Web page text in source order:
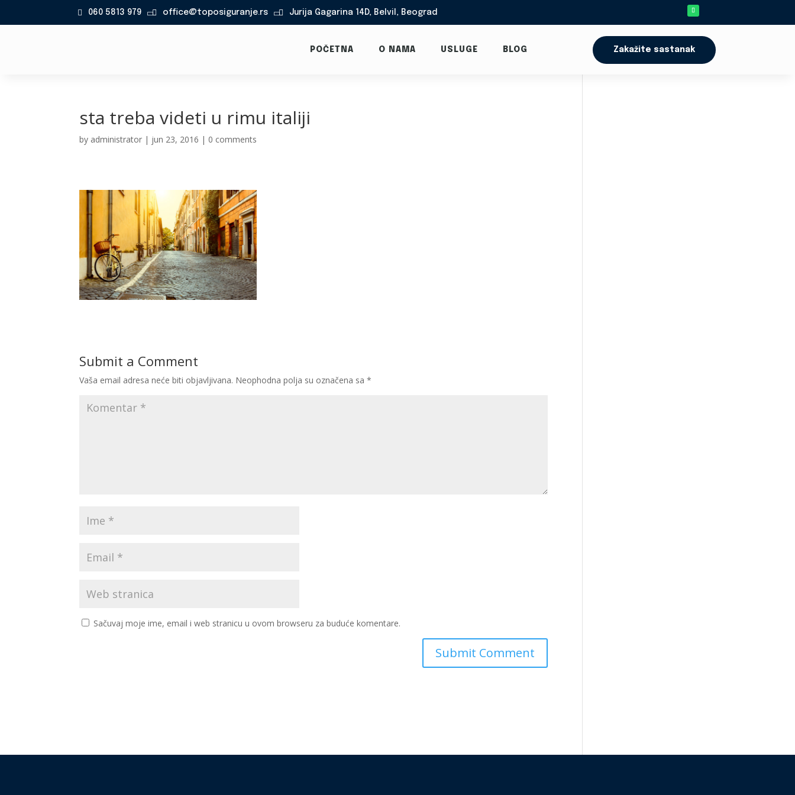
060 5813 979  office@toposiguranje.rs  Jurija Gagarina 14D, Belvil, Beograd
POČETNA O NAMA USLUGE BLOG Zakažite sastanak
sta treba videti u rimu italiji
by administrator | jun 23, 2016 | 0 comments
Submit a Comment
Vaša email adresa neće biti objavljivana. Neophodna polja su označena sa*
Sačuvaj moje ime, email i web stranicu u ovom browseru za buduće komentare.